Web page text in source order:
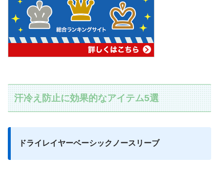
汗冷え防止に効果的なアイテム5選
ドライレイヤーベーシックノースリーブ